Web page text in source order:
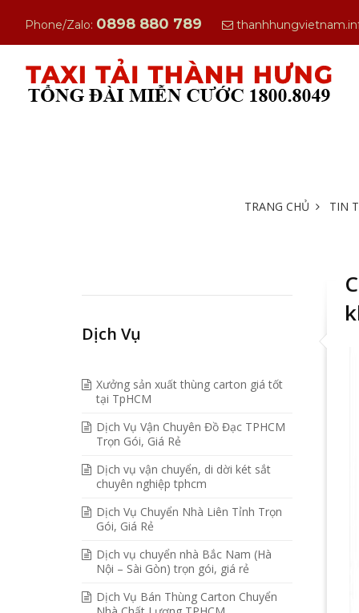
Phone/Zalo: 0898 880 789
TRANG CHỦ TIN
Dịch Vụ
Xưởng sản xuất thùng carton giá tốt
tại TpHCM
Dịch Vụ Vận Chuyên Đồ Đạc TPHCM
Trọn Gói, Giá Rẻ
Dịch vụ vận chuyển, di dời két sắt
chuyên nghiệp tphcm
Dịch Vụ Chuyển Nhà Liên Tỉnh Trọn
Gói, Giá Rẻ
Dịch vụ chuyển nhà Bắc Nam (Hà
Nội – Sài Gòn) trọn gói, giá rẻ
Dịch Vụ Bán Thùng Carton Chuyển